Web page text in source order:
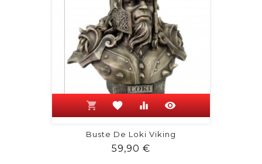
shopping_cart favorite equalizer visibility
Buste De Loki Viking
59,90 €